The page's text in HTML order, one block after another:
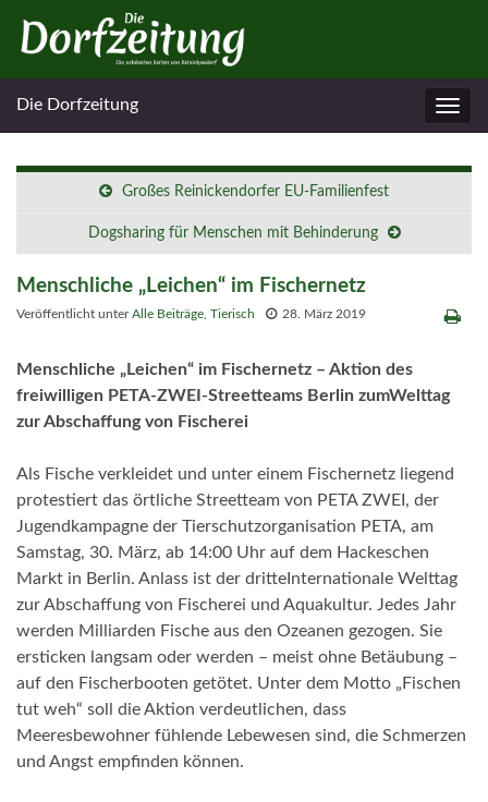
Die Dorfzeitung
Großes Reinickendorfer EU-Familienfest
Dogsharing für Menschen mit Behinderung
Menschliche „Leichen“ im Fischernetz
Veröffentlicht unterAlle Beiträge Tierisch 28. März 2019
Menschliche „Leichen“ im Fischernetz – Aktion des
freiwilligen PETA-ZWEI-Streetteams Berlin zumWelttag
zur Abschaffung von Fischerei
Als Fische verkleidet und unter einem Fischernetz liegend
protestiert das örtliche Streetteam von PETA ZWEI, der
Jugendkampagne der Tierschutzorganisation PETA, am
Samstag, 30. März, ab 14:00 Uhr auf dem Hackeschen
Markt in Berlin. Anlass ist der dritteInternationale Welttag
zur Abschaffung von Fischerei und Aquakultur. Jedes Jahr
werden Milliarden Fische aus den Ozeanen gezogen. Sie
ersticken langsam oder werden – meist ohne Betäubung –
auf den Fischerbooten getötet. Unter dem Motto „Fischen
tut weh“ soll die Aktion verdeutlichen, dass
Meeresbewohner fühlende Lebewesen sind, die Schmerzen
und Angst empfinden können.